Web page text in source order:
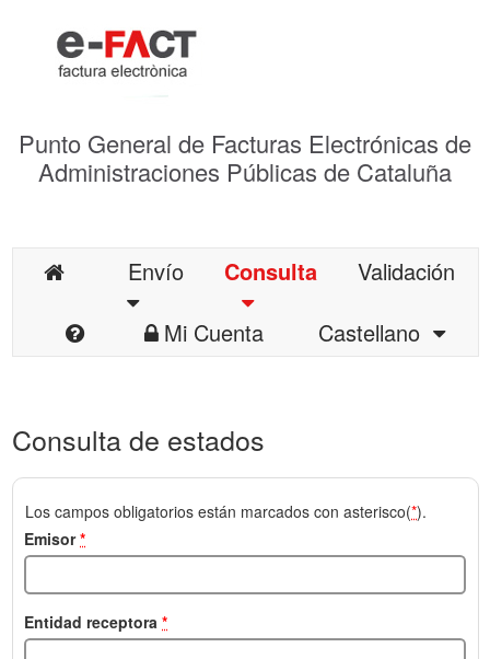
Punto General de Facturas Electrónicas de
Administraciones Públicas de Cataluña
Envío Consulta
Validación
Mi Cuenta
Castellano
Consulta de estados
Los campos obligatorios están marcados con asterisco(*).
Emisor*
Entidad receptora *